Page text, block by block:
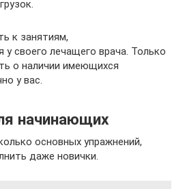
к занятиям,
у своего лечащего врача. Только
о наличии имеющихся
у вас.
начинающих
основных упражнений,
даже новички.